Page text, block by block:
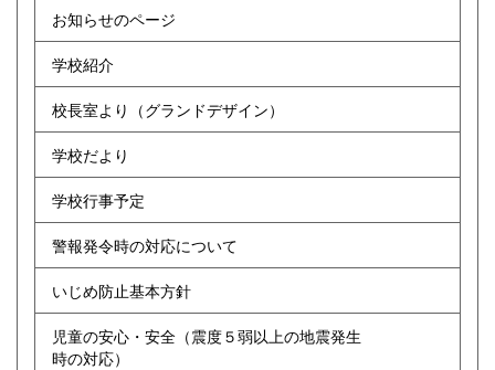
お知らせのページ
学校紹介
校長室より（グランドデザイン）
学校だより
学校行事予定
警報発令時の対応について
いじめ防止基本方針
児童の安心・安全（震度５弱以上の地震発生
時の対応）